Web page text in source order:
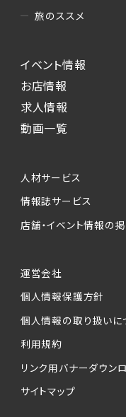
旅のススメ
イベント情報
お店情報
求人情報
動画一覧
人材サービス
情報誌サービス
店舗・イベント情報の
運営会社
個人情報保護方針
個人情報の取り扱いに
利用規約
リンク用バナーダウン
サイトマップ